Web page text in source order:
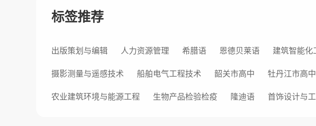
标签推荐
出版策划与编辑 人力资源管理 希腊语 恩德贝莱语 建筑智能化
摄影测量与遥感技术
船舶电气工程技术 韶关市高中 牡丹江市高中
农业建筑环境与能源工程
生物产品检验检疫 隆迪语 首饰设计与